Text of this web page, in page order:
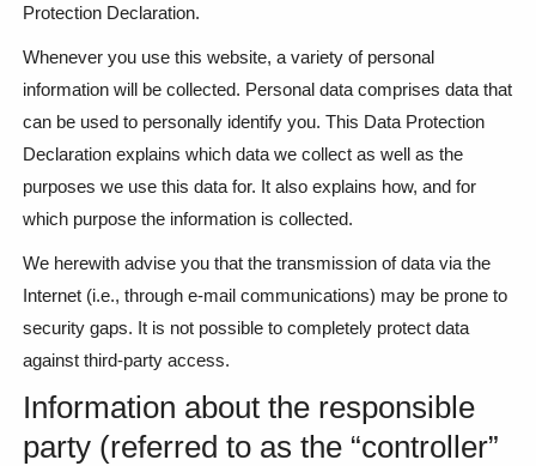
Protection Declaration.
Whenever you use this website, a variety of personal
information will be collected. Personal data comprises data that
can be used to personally identify you. This Data Protection
Declaration explains which data we collect as well as the
purposes we use this data for. It also explains how, and for
which purpose the information is collected.
We herewith advise you that the transmission of data via the
Internet (i.e., through e-mail communications) may be prone to
security gaps. It is not possible to completely protect data
against third-party access.
Information about the responsible
party (referred to as the “controller”